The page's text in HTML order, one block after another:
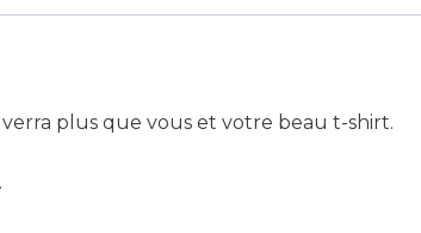
plus que vous et votre beau t-shirt.